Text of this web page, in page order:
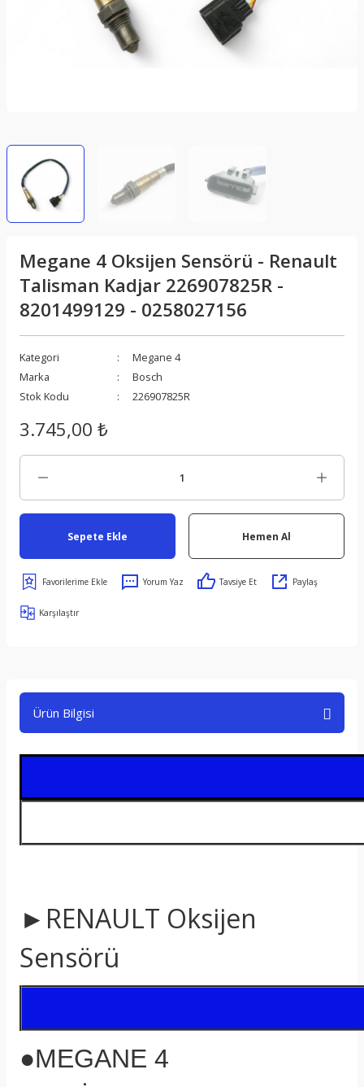
Megane 4 Oksijen Sensörü - Renault
Talisman Kadjar 226907825R -
8201499129 - 0258027156
Kategori
Megane 4
Marka
Bosch
Stok Kodu
226907825R
3.745,00 ₺
Sepete Ekle Hemen Al
Yorum Yaz Tavsiye Et Paylaş
Karşılaştır
Ürün Bilgisi
►RENAULT Oksijen
Sensörü
●MEGANE 4